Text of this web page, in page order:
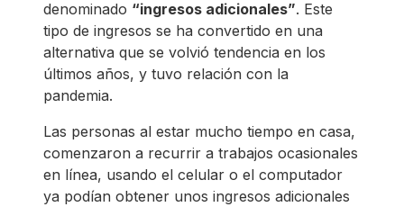
denominado “ingresos adicionales”. Este
tipo de ingresos se ha convertido en una
alternativa que se volvió tendencia en los
últimos años, y tuvo relación con la
pandemia.
Las personas al estar mucho tiempo en casa,
comenzaron a recurrir a trabajos ocasionales
en línea, usando el celular o el computador
ya podían obtener unos ingresos adicionales